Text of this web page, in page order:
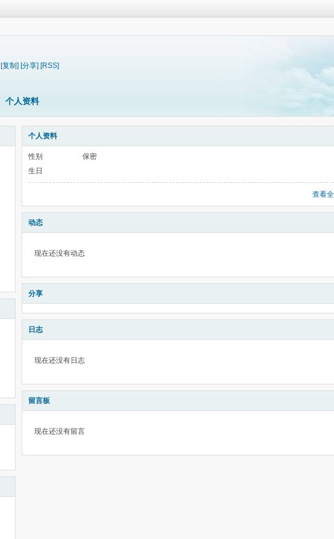
[复制] [分享] [RSS]
个人资料
个人资料
性别
保密
生日
查看
动态
现在还没有动态
分享
日志
现在还没有日志
留言板
现在还没有留言